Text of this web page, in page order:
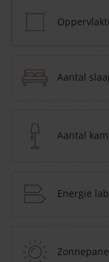
Aantal
Aantal
Energie